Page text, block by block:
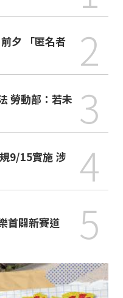
夕 「匿名者
2
勞動部：若未 3
9/15實施 涉
4
首闢新賽道 5